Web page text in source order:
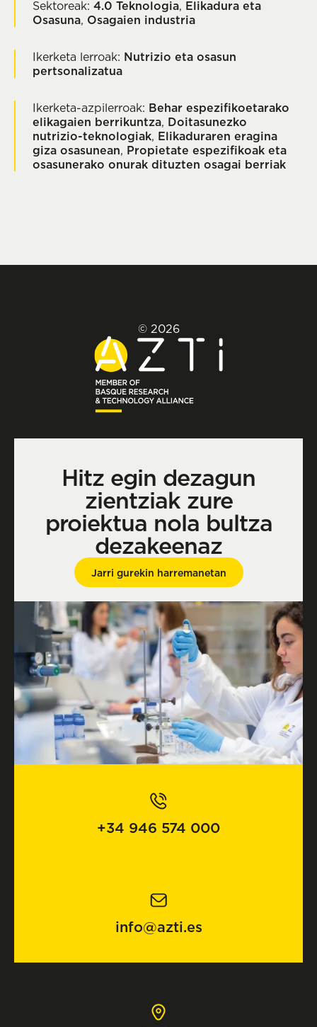
Sektoreak: 4.0 Teknologia, Elikadura eta
Osasuna, Osagaien industria
Ikerketa lerroak: Nutrizio eta osasun
pertsonalizatua
Ikerketa-azpilerroak: Behar espezifikoetarako
elikagaien berrikuntza, Doitasunezko
nutrizio-teknologiak, Elikaduraren eragina
giza osasunean, Propietate espezifikoak eta
osasunerako onurak dituzten osagai berriak
© 2026
Hitz egin dezagun
zientziak zure
proiektua nola bultza
dezakeenaz
Jarri gurekin harremanetan
+34 946 574 000
info@azti.es